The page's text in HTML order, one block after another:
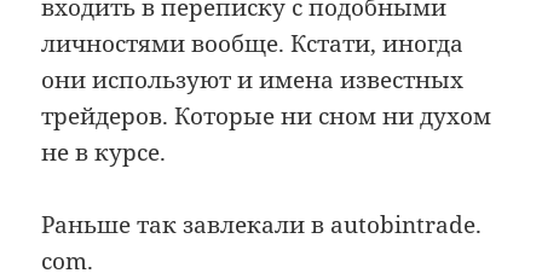
входить в переписку с подобными
личностями вообще. Кстати, иногда
они используют и имена известных
трейдеров. Которые ни сном ни духом
не в курсе.
Раньше так завлекали в autobintrade.
com.